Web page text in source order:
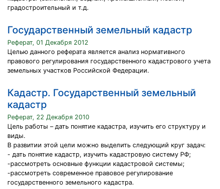
градостроительный и т.д.
Государственный земельный кадастр
Реферат, 01 Декабря 2012
Целью данного реферата является анализ нормативного
правового регулирования государственного кадастрового учета
земельных участков Российской Федерации.
Кадастр. Государственный земельный
кадастр
Реферат, 22 Декабря 2010
Цель работы – дать понятие кадастра, изучить его структуру и
виды.
В развитии этой цели можно выделить следующий круг задач:
- дать понятие кадастр, изучить кадастровую систему РФ;
-рассмотреть основные функции кадастровой системы;
-рассмотреть современное правовое регулирование
государственного земельного кадастра.